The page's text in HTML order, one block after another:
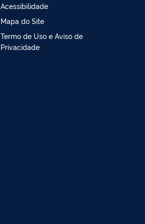
Acessibilidade
Mapa do Site
Termo de Uso e Aviso de
Privacidade